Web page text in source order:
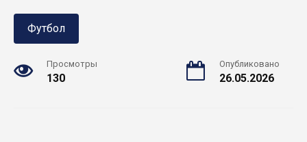
Футбол
Просмотры
130
Опубликовано
26.05.2026